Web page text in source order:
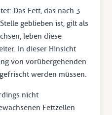
Das Fett, das nach 3
geblieben ist, gilt als
leben diese
In dieser Hinsicht
von vorübergehenden
werden müssen.
nicht
Fettzellen